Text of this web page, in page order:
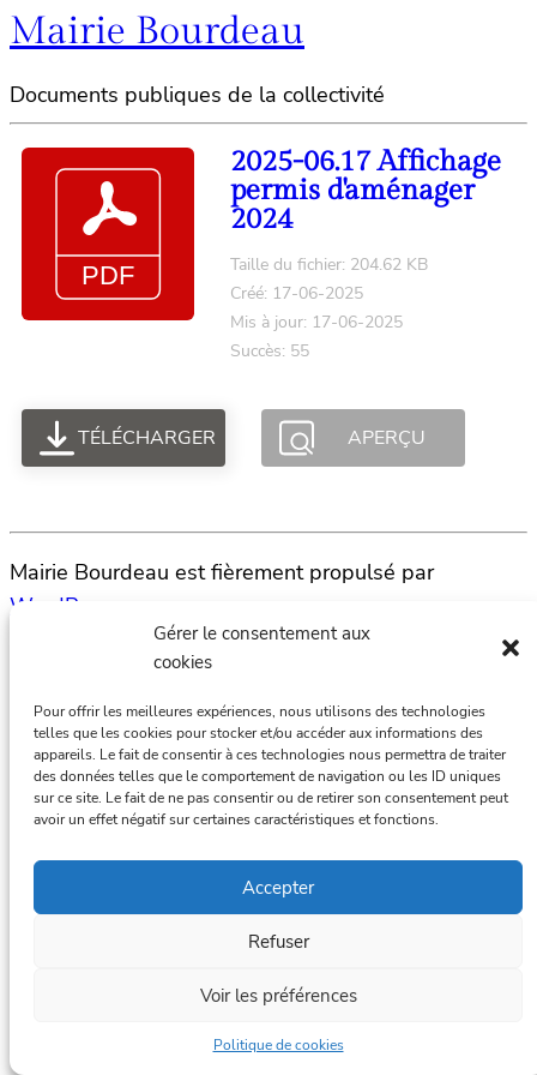
Gérer le consentement aux
cookies
Pour offrir les meilleures expériences, nous utilisons des technologies
telles que les cookies pour stocker et/ou accéder aux informations des
appareils. Le fait de consentir à ces technologies nous permettra de traiter
des données telles que le comportement de navigation ou les ID uniques
sur ce site. Le fait de ne pas consentir ou de retirer son consentement peut
avoir un effet négatif sur certaines caractéristiques et fonctions.
Accepter
Refuser
Voir les préférences
Politique de cookies
Mairie Bourdeau
Documents publiques de la collectivité
2025-06.17 Affichage
permis d'aménager
2024
Taille du fichier: 204.62 KB
Créé: 17-06-2025
Mis à jour: 17-06-2025
Succès: 55
TÉLÉCHARGER APERÇU
Mairie Bourdeau est fièrement propulsé par
WordPress